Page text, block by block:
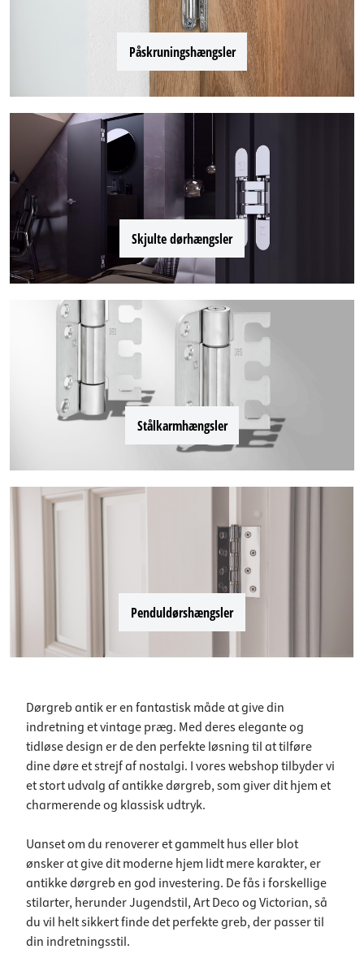
Påskruningshængsler
Skjulte dørhængsler
Stålkarmhængsler
Penduldørshængsler
Dørgreb antik er en fantastisk måde at give din
indretning et vintage præg. Med deres elegante og
tidløse design er de den perfekte løsning til at tilføre
dine døre et strejf af nostalgi. I vores webshop tilbyder vi
et stort udvalg af antikke dørgreb, som giver dit hjem et
charmerende og klassisk udtryk.
Uanset om du renoverer et gammelt hus eller blot
ønsker at give dit moderne hjem lidt mere karakter, er
antikke dørgreb en god investering. De fås i forskellige
stilarter, herunder Jugendstil, Art Deco og Victorian, så
du vil helt sikkert finde det perfekte greb, der passer til
din indretningsstil.